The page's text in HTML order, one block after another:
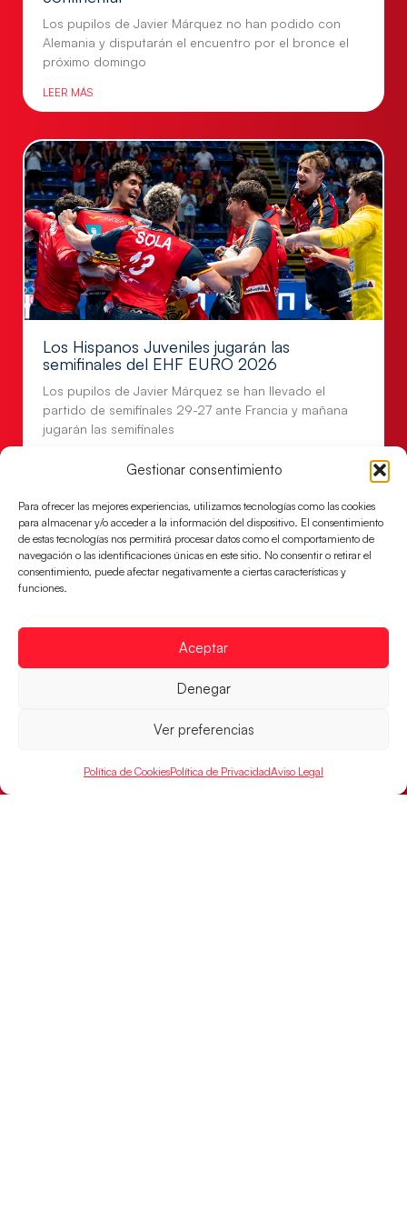
Gestionar consentimiento
Para ofrecer las mejores experiencias, utilizamos tecnologías como las cookies
para almacenar y/o acceder a la información del dispositivo. El consentimiento
de estas tecnologías nos permitirá procesar datos como el comportamiento de
navegación o las identificaciones únicas en este sitio. No consentir o retirar el
consentimiento, puede afectar negativamente a ciertas características y
funciones.
Aceptar
Denegar
Ver preferencias
Política de CookiesPolítica de PrivacidadAviso Legal
Los pupilos de Javier Márquez no han podido con
Alemania y disputarán el encuentro por el bronce el
próximo domingo
LEER MÁS
Los Hispanos Juveniles jugarán las
semifinales del EHF EURO 2026
Los pupilos de Javier Márquez se han llevado el
partido de semifinales 29-27 ante Francia y mañana
jugarán las semifinales
parcial de 7:1 que les ha dado el pase a semifinales